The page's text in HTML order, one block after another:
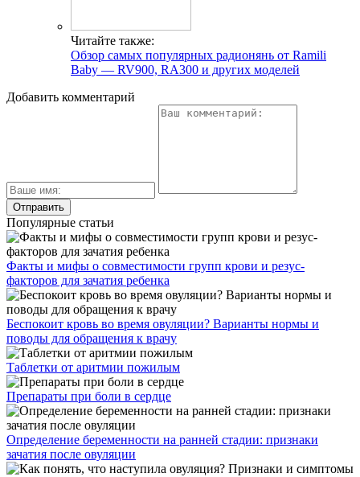
Читайте также:
Обзор самых популярных радионянь от Ramili
Baby — RV900, RA300 и других моделей
Добавить комментарий
Популярные статьи
Факты и мифы о совместимости групп крови и резус-
факторов для зачатия ребенка
Беспокоит кровь во время овуляции? Варианты нормы и
поводы для обращения к врачу
Таблетки от аритмии пожилым
Препараты при боли в сердце
Определение беременности на ранней стадии: признаки
зачатия после овуляции